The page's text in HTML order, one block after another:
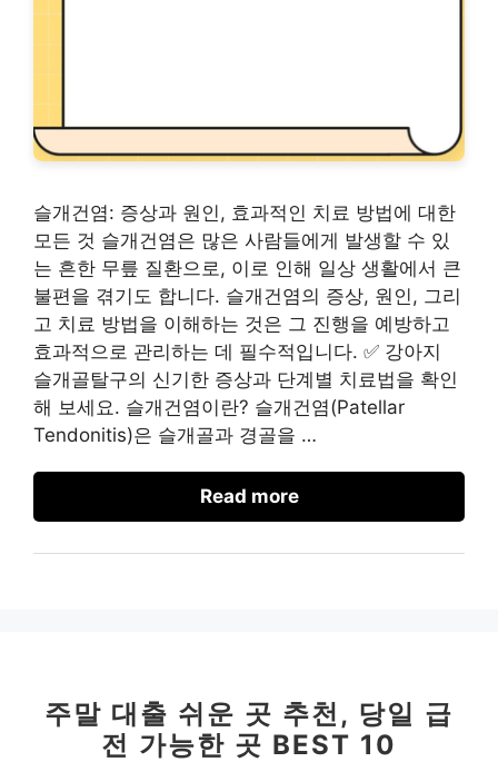
슬개건염: 증상과 원인, 효과적인 치료 방법에 대한
모든 것 슬개건염은 많은 사람들에게 발생할 수 있
는 흔한 무릎 질환으로, 이로 인해 일상 생활에서 큰
불편을 겪기도 합니다. 슬개건염의 증상, 원인, 그리
고 치료 방법을 이해하는 것은 그 진행을 예방하고
효과적으로 관리하는 데 필수적입니다. ✅ 강아지
슬개골탈구의 신기한 증상과 단계별 치료법을 확인
해 보세요. 슬개건염이란? 슬개건염(Patellar
Tendonitis)은 슬개골과 경골을 …
Read more
주말 대출 쉬운 곳 추천, 당일 급
전 가능한 곳 BEST 10